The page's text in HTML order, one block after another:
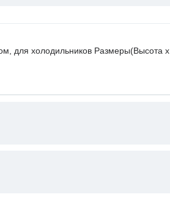
для холодильников Размеры(Высота х